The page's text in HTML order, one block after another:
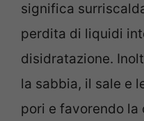
significa
perdita di liquidi
disidratazione.
la sabbia, il sale e
pori e favorendo